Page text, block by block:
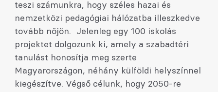
teszi számunkra, hogy széles hazai és
nemzetközi pedagógiai hálózatba illeszkedve
tovább nőjön. Jelenleg egy 100 iskolás
projektet dolgozunk ki, amely a szabadtéri
tanulást honosítja meg szerte
Magyarországon, néhány külföldi helyszínnel
kiegészítve. Végső célunk, hogy 2050-re